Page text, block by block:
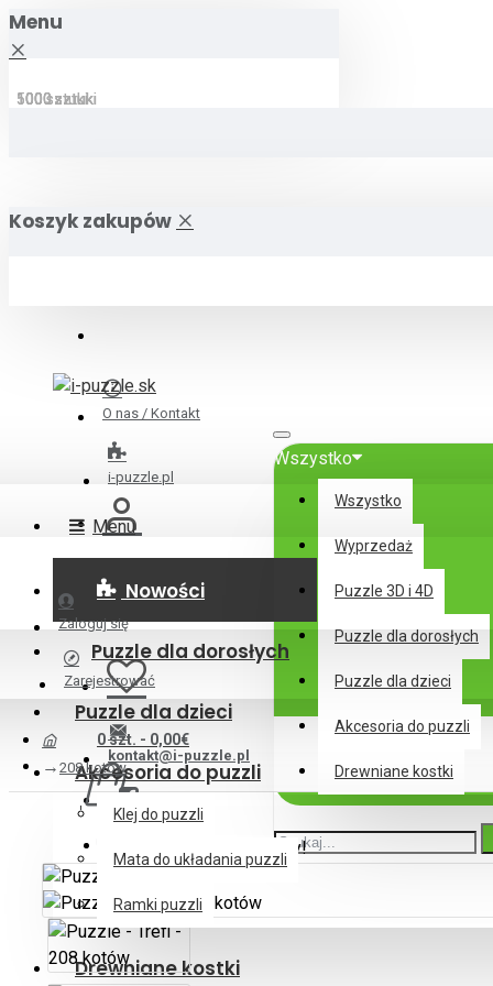
Menu
Koszyk zakupów
O nas / Kontakt
i-puzzle.pl
kontakt@i-puzzle.pl
Wszystko
Wszystko
Wyprzedaż
Puzzle 3D i 4D
Puzzle dla dorosłych
Puzzle dla dzieci
Akcesoria do puzzli
Drewniane kostki
0 szt. - 0,00€
Twój koszyk jest pusty!
Menu
Nowości
Puzzle dla dorosłych
Puzzle dla dzieci
Akcesoria do puzzli
Klej do puzzli
Mata do układania puzzli
Ramki puzzli
Drewniane kostki
Zaloguj się
Zarejestrować
208 kotów
1000 sztuki
500 sztuki
1000 sztuki
500 sztuki
1000 sztuki
1000 sztuki